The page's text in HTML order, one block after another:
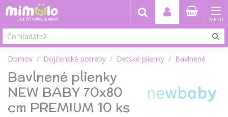
MENU
Domov Dojčenské potreby Detské plienky Bavlnené
Bavlnené plienky
NEW BABY 70x80
cm PREMIUM 10 ks